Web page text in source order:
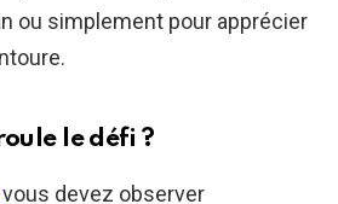
ou simplement pour apprécier
le défi ?
vous devez observer